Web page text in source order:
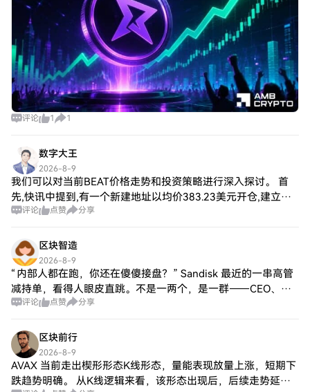
评论 1 1
数字大王
2026-8-9
我们可以对当前BEAT价格走势和投资策略进行深入探讨。 首
先,快讯中提到,有一个新建地址以均价383.23美元开仓,建立了
10,962.78枚XMR的多单,仓位价值约418万美元。通过4倍杠杆
评论 点赞 分享
区块智造
2026-8-9
“内部人都在跑，你还在傻傻接盘？” Sandisk 最近的一串高管
减持单，看得人眼皮直跳。不是一两个，是一群——CEO、
CTO、董事、CFO，齐刷刷动手了。 硬数据砸过来 根据 X 上马
评论 点赞 分享
区块前行
2026-8-9
AVAX 当前走出楔形形态K线形态，量能表现放量上涨，短期下
跌趋势明确。 从K线逻辑来看，该形态出现后，后续走势延续